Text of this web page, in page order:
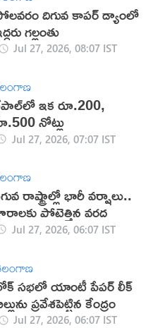
దిగువ కాపర్‌ డ్యాంలో
గల్లంతు
Jul 27, 2026, 08:07 IST
ఇక రూ.200,
నోట్లు
Jul 27, 2026, 07:07 IST
రాష్ట్రాల్లో భారీ వర్షాలు..
పోటెత్తిన వరద
Jul 27, 2026, 06:07 IST
సభలో యాంటీ పేపర్ లీక్
ప్రవేశపెట్టిన కేంద్రం
Jul 27, 2026, 06:07 IST